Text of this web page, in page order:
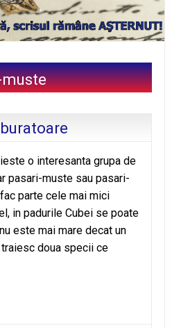
o interesanta grupa de
pasari-muste sau pasari-
parte cele mai mici
in padurile Cubei se poate
este mai mare decat un
doua specii ce